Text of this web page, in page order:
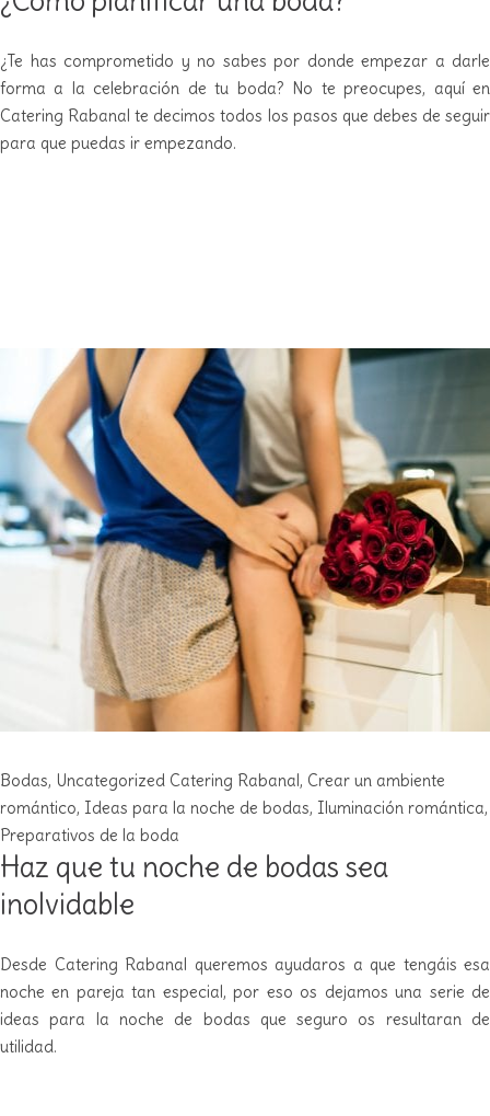
¿Te has comprometido y no sabes por donde empezar a darle
forma a la celebración de tu boda? No te preocupes, aquí en
Catering Rabanal te decimos todos los pasos que debes de seguir
para que puedas ir empezando.
Bodas, Uncategorized Catering Rabanal, Crear un ambiente
romántico, Ideas para la noche de bodas, Iluminación romántica,
Preparativos de la boda
Haz que tu noche de bodas sea
inolvidable
Desde Catering Rabanal queremos ayudaros a que tengáis esa
noche en pareja tan especial, por eso os dejamos una serie de
ideas para la noche de bodas que seguro os resultaran de
utilidad.